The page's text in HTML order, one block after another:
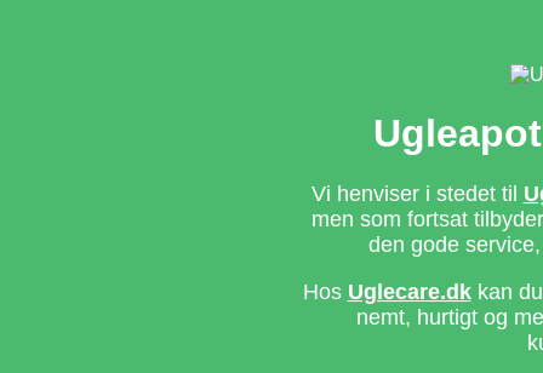
Vi henviser i stedet til
men som fortsat
den gode
Hos Uglecare.dkkan du
nemt, hurtigt og